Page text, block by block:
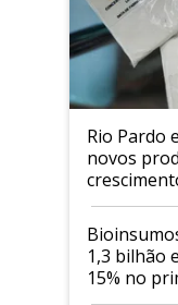
Rio Pardo
novos
1,3 bilhão
15% no
de 2026